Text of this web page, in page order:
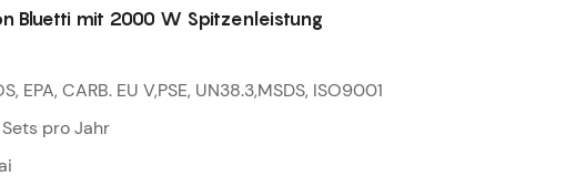
Bluetti mit 2000 W Spitzenleistung
EPA, CARB. EU V,PSE, UN38.3,MSDS, ISO9001
pro Jahr